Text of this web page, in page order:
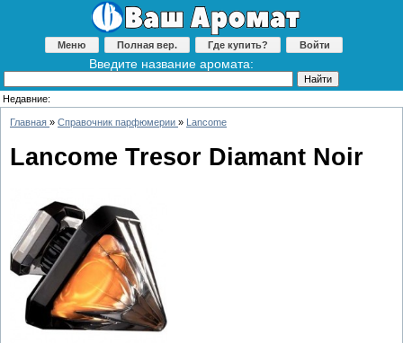
Меню Полная вер. Где купить? Войти
Введите название аромата:
Недавние:
Главная » Справочник парфюмерии » Lancome
Lancome Tresor Diamant Noir